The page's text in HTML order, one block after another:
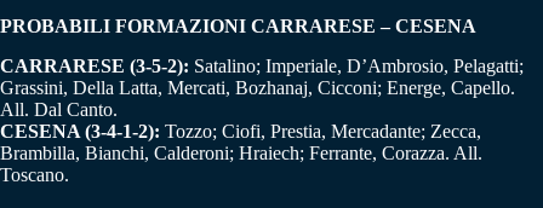
PROBABILI FORMAZIONI CARRARESE – CESENA
CARRARESE (3-5-2): Satalino; Imperiale, D’Ambrosio, Pelagatti;
Grassini, Della Latta, Mercati, Bozhanaj, Cicconi; Energe, Capello.
All. Dal Canto.
CESENA (3-4-1-2): Tozzo; Ciofi, Prestia, Mercadante; Zecca,
Brambilla, Bianchi, Calderoni; Hraiech; Ferrante, Corazza. All.
Toscano.